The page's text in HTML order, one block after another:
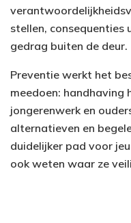
stellen, consequenties
gedrag buiten de deur.
Preventie werkt het
meedoen: handhaving
jongerenwerk en
alternatieven en
duidelijker pad voor
ook weten waar ze